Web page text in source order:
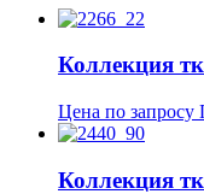
Коллекция
Цена по запросу
Коллекция